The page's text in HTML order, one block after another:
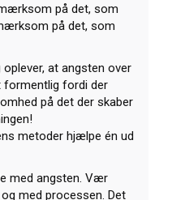
på det, som
på det, som
at angsten over
formentlig fordi der
på det der skaber
metoder hjælpe én ud
med angsten. Vær
med processen. Det